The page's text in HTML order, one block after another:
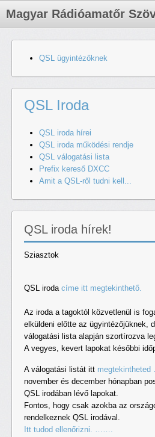
Magyar Rádióamatőr
QSL ügyintézőknek
QSL Iroda
QSL iroda hírei
QSL iroda működési rendje
QSL válogatási lista
Prefix kereső DXCC
Amit a QSL-ről tudni kell...
QSL iroda hírek!
Sziasztok
QSL iroda címe itt megtekinthető.
Az iroda a tagoktól közvetlenül is
elküldeni előtte az ügyintézőjüknek,
válogatási lista alapján szortírozva
A vegyes, kevert lapokat későbbi
A válogatási listát itt
november és december hónapban
QSL irodában lévő lapokat.
Fontos, hogy csak azokba az
rendelkeznek QSL irodával.
Itt tudod ellenőrizni. …….